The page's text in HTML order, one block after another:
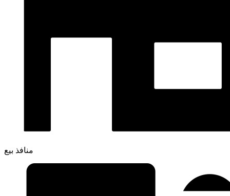
منافذ بيع